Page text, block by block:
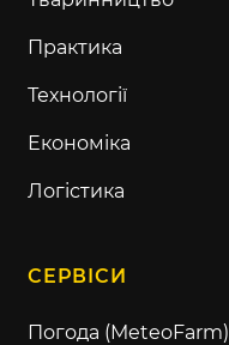
Практика
Технології
Економіка
Логістика
СЕРВІСИ
Погода (MeteoFarm)